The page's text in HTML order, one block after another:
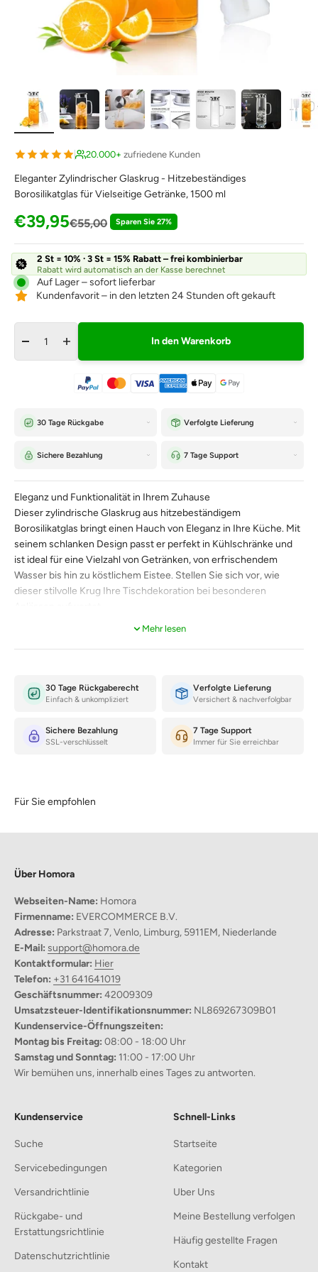
20.000+ zufriedene Kunden
Eleganter Zylindrischer Glaskrug - Hitzebeständiges
Borosilikatglas für Vielseitige Getränke, 1500 ml
Angebot
€39,95Regulärer Preis
€55,00 Sparen Sie 27%
2 St = 10% · 3 St = 15% Rabatt – frei kombinierbar
Rabatt wird automatisch an der Kasse berechnet
Auf Lager – sofort lieferbar
Kundenfavorit – in den letzten 24 Stunden oft gekauft
In den Warenkorb
30 Tage Rückgabe Verfolgte Lieferung
Sichere Bezahlung 7 Tage Support
Eleganz und Funktionalität in Ihrem Zuhause
Dieser zylindrische Glaskrug aus hitzebeständigem
Borosilikatglas bringt einen Hauch von Eleganz in Ihre Küche. Mit
seinem schlanken Design passt er perfekt in Kühlschränke und
ist ideal für eine Vielzahl von Getränken, von erfrischendem
Wasser bis hin zu köstlichem Eistee. Stellen Sie sich vor, wie
dieser stilvolle Krug Ihre Tischdekoration bei besonderen
Warum Sie diesen Krug lieben werden
Vielseitige Verwendung:Perfekt für Wasser, Eistee, heiße
Getränke und Cocktails.
Elegantes Design:Schlanke Form, die in jede Küche passt.
Handgefertigt:Jedes Stück wird von erfahrenen
Handwerkern sorgfältig gefertigt.
Einfaches Einschenken:Der V-förmige Ausguss und der
abnehmbare Deckel erleichtern die Nutzung.
Spülmaschinenfest:Praktisch in der Reinigung, für eine
Mehr lesen
30 Tage Rückgaberecht
Einfach & unkompliziert
Verfolgte Lieferung
Versichert & nachverfolgbar
Sichere Bezahlung
SSL-verschlüsselt
7 Tage Support
Immer für Sie erreichbar
Für Sie empfohlen
Über Homora
Webseiten-Name: Homora
Firmenname: EVERCOMMERCE B.V.
Adresse: Parkstraat 7, Venlo, Limburg, 5911EM, Niederlande
E-Mail: support@homora.de
Kontaktformular: Hier
Telefon: +31 641641019
Geschäftsnummer: 42009309
Umsatzsteuer-Identifikationsnummer: NL869267309B01
Kundenservice-Öffnungszeiten:
Montag bis Freitag: 08:00 - 18:00 Uhr
Samstag und Sonntag: 11:00 - 17:00 Uhr
Wir bemühen uns, innerhalb eines Tages zu antworten.
Kundenservice
Suche
Servicebedingungen
Versandrichtlinie
Rückgabe- und
Erstattungsrichtlinie
Datenschutzrichtlinie
Schnell-Links
Startseite
Kategorien
Uber Uns
Meine Bestellung verfolgen
Häufig gestellte Fragen
Kontakt